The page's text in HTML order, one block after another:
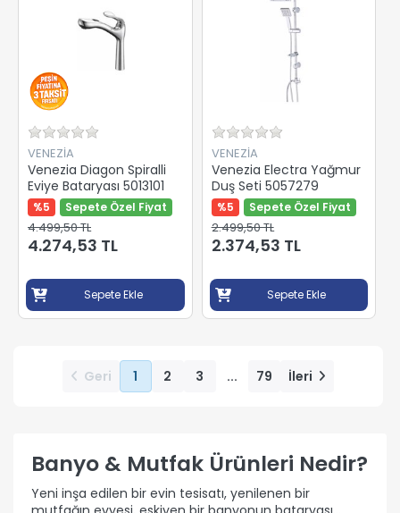
VENEZİA
Venezia Diagon Spiralli
Eviye Bataryası 5013101
%5 Sepete Özel Fiyat
4.499,50 TL
4.274,53 TL
Sepete Ekle
VENEZİA
Venezia Electra Yağmur
Duş Seti 5057279
%5 Sepete Özel Fiyat
2.499,50 TL
2.374,53 TL
Sepete Ekle
Geri 1 2 3 ... 79 İleri
Banyo & Mutfak Ürünleri Nedir?
Yeni inşa edilen bir evin tesisatı, yenilenen bir